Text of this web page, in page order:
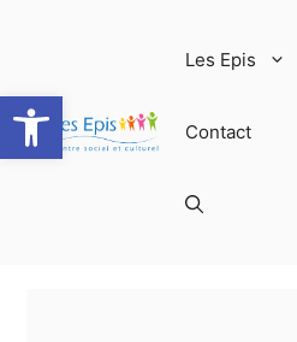
Ouvrir la barre d’outils
Les Epis
Contact